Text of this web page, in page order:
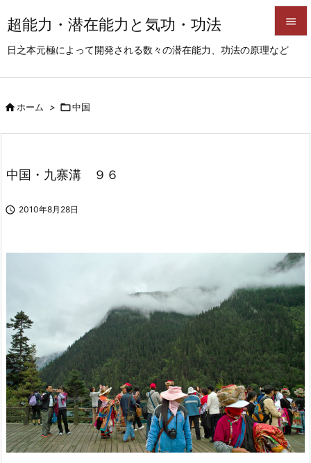
超能力・潜在能力と気功・功法
日之本元極によって開発される数々の潜在能力、功法の原理など


前へ
ホーム > 中国
中国・九寨溝 ９６
 2010年8月28日